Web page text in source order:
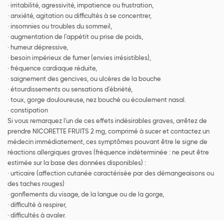
· irritabilité, agressivité, impatience ou frustration,
· anxiété, agitation ou difficultés à se concentrer,
· insomnies ou troubles du sommeil,
· augmentation de l'appétit ou prise de poids,
· humeur dépressive,
· besoin impérieux de fumer (envies irrésistibles),
· fréquence cardiaque réduite,
· saignement des gencives, ou ulcères de la bouche
· étourdissements ou sensations d'ébriété,
· toux, gorge douloureuse, nez bouché ou écoulement nasal.
· constipation
Si vous remarquez l'un de ces effets indésirables graves, arrêtez de
prendre NICORETTE FRUITS 2 mg, comprimé à sucer et contactez un
médecin immédiatement, ces symptômes pouvant être le signe de
réactions allergiques graves (fréquence indéterminée : ne peut être
estimée sur la base des données disponibles) :
· urticaire (affection cutanée caractérisée par des démangeaisons ou
des taches rouges)
· gonflements du visage, de la langue ou de la gorge,
· difficulté à respirer,
· difficultés à avaler.